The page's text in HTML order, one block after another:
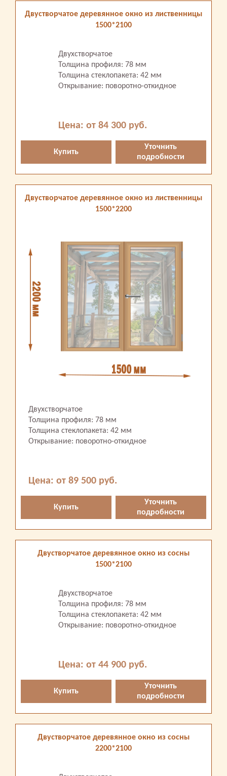
Двустворчатое деревянное окно из лиственницы
1500*2100
Двухстворчатое
Толщина профиля: 78 мм
Толщина стеклопакета: 42 мм
Открывание: поворотно-откидное
Цена: от 84 300 руб.
Купить
Уточнить
подробности
Двустворчатое деревянное окно из лиственницы
1500*2200
Двухстворчатое
Толщина профиля: 78 мм
Толщина стеклопакета: 42 мм
Открывание: поворотно-откидное
Цена: от 89 500 руб.
Купить
Уточнить
подробности
Двустворчатое деревянное окно из сосны
1500*2100
Двухстворчатое
Толщина профиля: 78 мм
Толщина стеклопакета: 42 мм
Открывание: поворотно-откидное
Цена: от 44 900 руб.
Купить
Уточнить
подробности
Двустворчатое деревянное окно из сосны
2200*2100